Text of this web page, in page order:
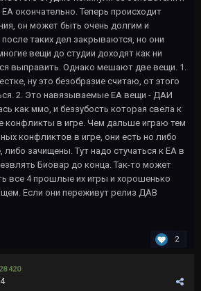
окончательно. Теперь происходит
он может быть очень долгим и
таких дел закрываются, но они
вещи до студии доходят как ни
выправить. Однако мешают две вещи. 1.
ну это безобразие считаю, от этого
2. Это навязываемые ЕА вещи - ДАИ
как ммо, и беззубость которая свела к
конфликты в игре. Чем дальше играю тем
конфликтов в игре, они есть но либо
либо зачищены. Тут надо стучаться к ЕА в
Биовар до конца. Так-то может
все 4 прошлые их игры и хорошенько
Если они переживут релиз ДАВ
2
28 420